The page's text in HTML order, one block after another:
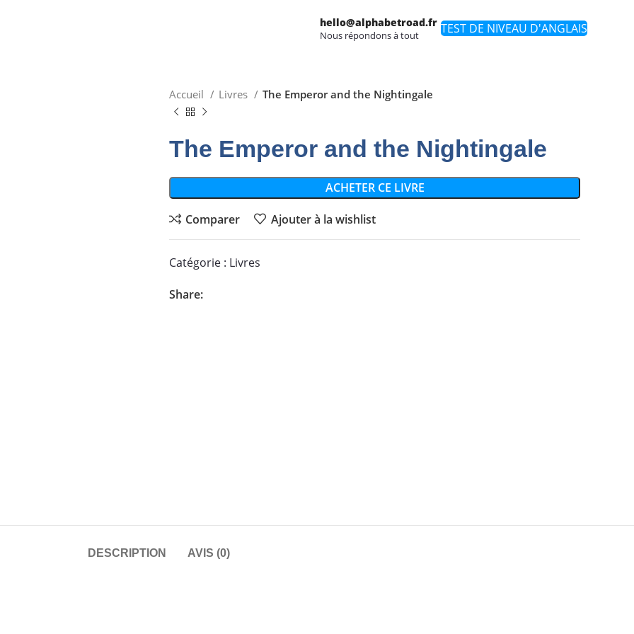
hello@alphabetroad.fr
Nous répondons à tout TEST DE NIVEAU D'ANGLAIS
Accueil Livres The Emperor and the Nightingale
The Emperor and the Nightingale
ACHETER CE LIVRE
Comparer Ajouter à la wishlist
Catégorie : Livres
Share:
DESCRIPTION AVIS (0)